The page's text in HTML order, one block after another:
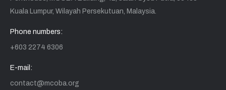
Kuala Lumpur, Wilayah Persekutuan, Malaysia.
Phone numbers:
+603 2274 6306
E-mail:
contact@mcoba.org